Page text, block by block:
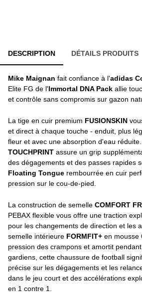
DESCRIPTION DÉTAILS PRODUITS
Mike Maignan fait confiance à l'adidas
Elite FG de l'Immortal DNA Pack allie
et contrôle sans compromis sur gazon
La tige en cuir premium FUSIONSKIN
et direct à chaque touche - enduit, plus
fleur et avec une absorption d'eau
TOUCHPRINT assure un grip
des dégagements et des passes rapides
Floating Tongue rembourrée en cuir
pression sur le cou-de-pied.
La construction de semelle COMFORT
PEBAX flexible vous offre une traction
pour les changements de direction et les
semelle intérieure FORMFIT+ en mousse
pression des crampons et amortit
gardiens, cette chaussure de football
précise sur les dégagements et les
dans le jeu court et des accélérations
en 1 contre 1.